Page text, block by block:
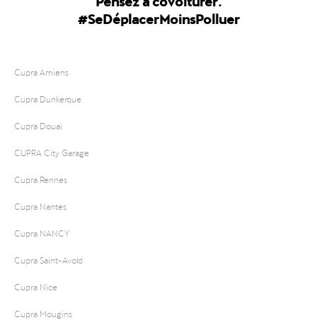
#SeDéplacerMoinsPolluer
Cupra Amiens
Cupra Dunkerque
Cupra Douai
CUPRA City Garage
Cupra Rennes
Cupra Nantes
Cupra NANCY
Cupra Saint-Avold
Cupra Nice
Cupra Mougins